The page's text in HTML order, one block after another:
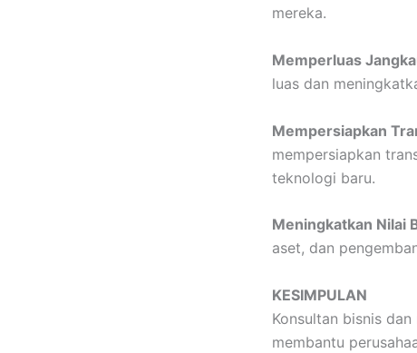
mereka.
Memperluas
luas dan
Mempersiapkan
mempersiapkan
teknologi baru.
Meningkatkan Nilai
aset, dan
KESIMPULAN
Konsultan bisnis
membantu